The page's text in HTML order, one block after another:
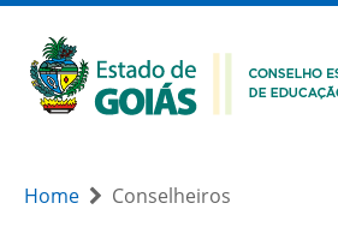
Home Conselheiros